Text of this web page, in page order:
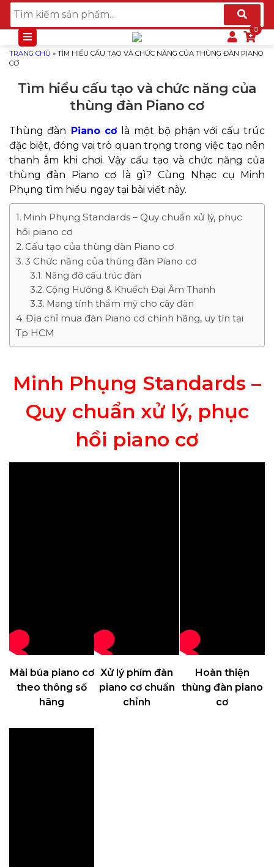
TRANG CHỦ » TÌM HIỂU CẤU TẠO VÀ CHỨC NĂNG CỦA THÙNG ĐÀN PIANO
CƠ
Tìm hiểu cấu tạo và chức năng của
thùng đàn Piano cơ
Thùng đàn Piano cơ
là một bộ phận với cấu trúc
đặc biệt, đóng vai trò quan trọng trong việc tạo nên
thanh âm khi chơi. Vậy cấu tạo và chức năng của
thùng đàn Piano cơ là gì? Cùng Nhạc cụ Minh
Phụng tìm hiểu ngay tại bài viết này.
Minh Phụng Standards – Quy chuẩn xử lý, phục
hồi piano cơ
Cấu tạo của thùng đàn Piano cơ
3 Chức năng của thùng đàn Piano cơ
Nâng đỡ cấu trúc đàn
Cộng Hưởng & Khuếch Đại Âm Thanh
Mang tính thẩm mỹ cho cây đàn
Địa chỉ mua đàn Piano cơ chính hãng, uy tín tại
Tp HCM
Minh Phụng Standards –
Quy chuẩn xử lý, phục
hồi piano cơ
Mài búa piano cơ
theo thông số
hãng
Xử lý phím đàn
piano cơ chuẩn
chỉnh
Hoàn thiện
thùng đàn piano
cơ